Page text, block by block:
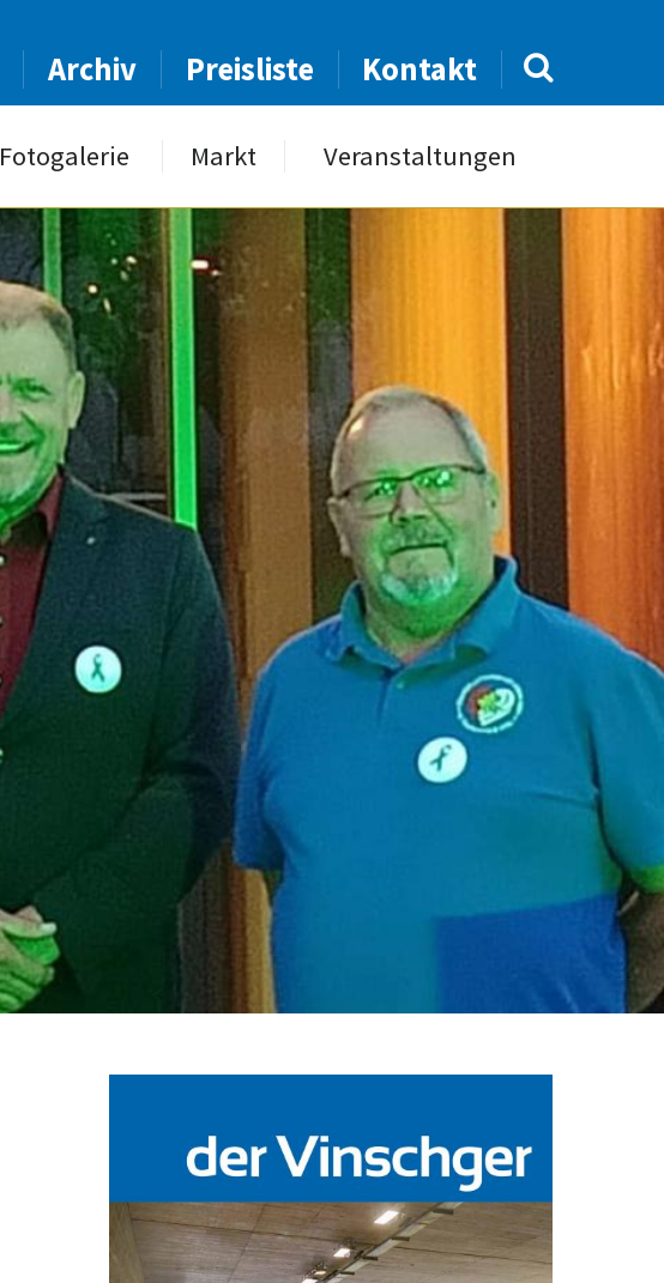
Archiv Preisliste Kontakt
Fotogalerie Markt Veranstaltungen